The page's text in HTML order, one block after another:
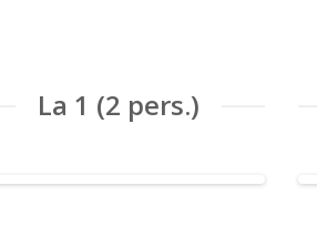
La 1 (2 pers.)